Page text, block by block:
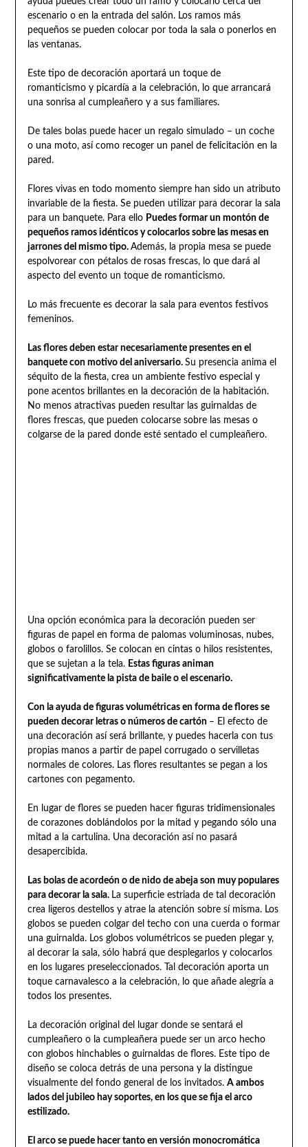
escenario o en la entrada del salón. Los ramos más
pequeños se pueden colocar por toda la sala o ponerlos en
las ventanas.
Este tipo de decoración aportará un toque de
romanticismo y picardía a la celebración, lo que arrancará
una sonrisa al cumpleañero y a sus familiares.
De tales bolas puede hacer un regalo simulado – un coche
o una moto, así como recoger un panel de felicitación en la
pared.
Flores vivas en todo momento siempre han sido un atributo
invariable de la fiesta. Se pueden utilizar para decorar la sala
para un banquete. Para ello Puedes formar un montón de
pequeños ramos idénticos y colocarlos sobre las mesas en
jarrones del mismo tipo. Además, la propia mesa se puede
espolvorear con pétalos de rosas frescas, lo que dará al
aspecto del evento un toque de romanticismo.
Lo más frecuente es decorar la sala para eventos festivos
femeninos.
Las flores deben estar necesariamente presentes en el
banquete con motivo del aniversario. Su presencia anima el
séquito de la fiesta, crea un ambiente festivo especial y
pone acentos brillantes en la decoración de la habitación.
No menos atractivas pueden resultar las guirnaldas de
flores frescas, que pueden colocarse sobre las mesas o
colgarse de la pared donde esté sentado el cumpleañero.
Una opción económica para la decoración pueden ser
figuras de papel en forma de palomas voluminosas, nubes,
globos o farolillos. Se colocan en cintas o hilos resistentes,
que se sujetan a la tela. Estas figuras animan
significativamente la pista de baile o el escenario.
Con la ayuda de figuras volumétricas en forma de flores se
pueden decorar letras o números de cartón – El efecto de
una decoración así será brillante, y puedes hacerla con tus
propias manos a partir de papel corrugado o servilletas
normales de colores. Las flores resultantes se pegan a los
cartones con pegamento.
En lugar de flores se pueden hacer figuras tridimensionales
de corazones doblándolos por la mitad y pegando sólo una
mitad a la cartulina. Una decoración así no pasará
desapercibida.
Las bolas de acordeón o de nido de abeja son muy populares
para decorar la sala. La superficie estriada de tal decoración
crea ligeros destellos y atrae la atención sobre sí misma. Los
globos se pueden colgar del techo con una cuerda o formar
una guirnalda. Los globos volumétricos se pueden plegar y,
al decorar la sala, sólo habrá que desplegarlos y colocarlos
en los lugares preseleccionados. Tal decoración aporta un
toque carnavalesco a la celebración, lo que añade alegría a
todos los presentes.
La decoración original del lugar donde se sentará el
cumpleañero o la cumpleañera puede ser un arco hecho
con globos hinchables o guirnaldas de flores. Este tipo de
diseño se coloca detrás de una persona y la distingue
visualmente del fondo general de los invitados. A ambos
lados del jubileo hay soportes, en los que se fija el arco
estilizado.
El arco se puede hacer tanto en versión monocromática